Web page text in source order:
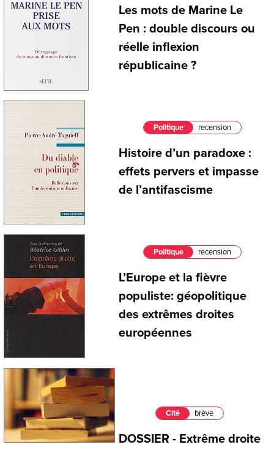
Les mots de Marine Le
Pen : double discours ou
réelle inflexion
républicaine ?
Politique recension
Histoire d’un paradoxe :
effets pervers et impasse
de l’antifascisme
Politique recension
L’Europe et la fièvre
populiste: géopolitique
des extrêmes droites
européennes
Cité brève
DOSSIER - Extrême droite